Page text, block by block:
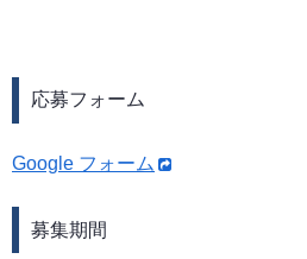
応募フォーム
Google フォーム
募集期間